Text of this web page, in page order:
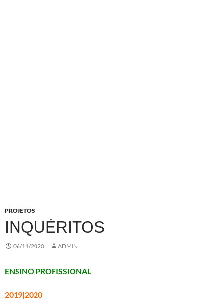
PROJETOS
INQUÉRITOS
06/11/2020 ADMIN
ENSINO PROFISSIONAL
2019|2020